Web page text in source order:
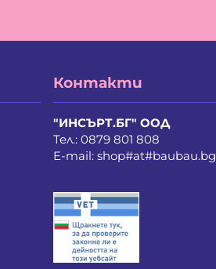
Контакти
"ИНСЪРТ.БГ" ООД
Тел.:0879 801 808
E-mail:shop#at#baubau.bg